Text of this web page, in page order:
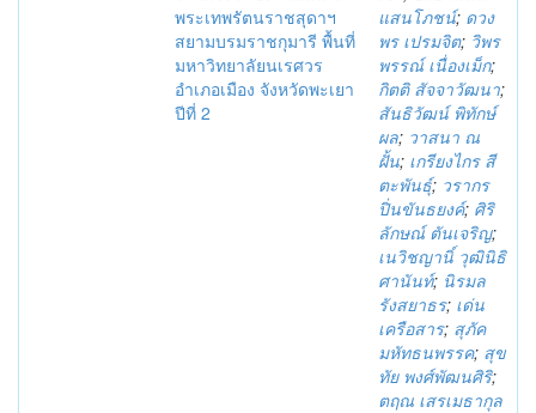
พระเทพรัตนราชสุดาฯ
สยามบรมราชกุมารี พื้นที่
มหาวิทยาลัยนเรศวร
อำเภอเมือง จังหวัดพะเยา
ปีที่ 2
แสนโภชน์; ดวง
พร เปรมจิต; วิพร
พรรณ์ เนื่องเม็ก;
กิตติ สัจจาวัฒนา;
สันธิวัฒน์ พิทักษ์
ผล; วาสนา ณ
ฝั้น; เกรียงไกร สี
ตะพันธุ์; วรากร
ปิ่นขันธยงค์; ศิริ
ลักษณ์ ตันเจริญ;
เนวิชญานิ์ วุฒินิธิ
ศานันท์; นิรมล
รังสยาธร; เด่น
เครือสาร; สุภัค
มหัทธนพรรค; สุข
ทัย พงศ์พัฒนศิริ;
ตฤณ เสรเมธากุล